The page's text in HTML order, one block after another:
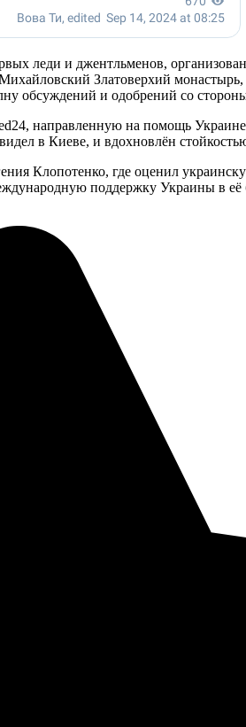
леди и джентльменов,
Златоверхий
обсуждений и одобрений со
направленную на помощь
в Киеве, и вдохновлён
Клопотенко, где оценил
поддержку Украины в её